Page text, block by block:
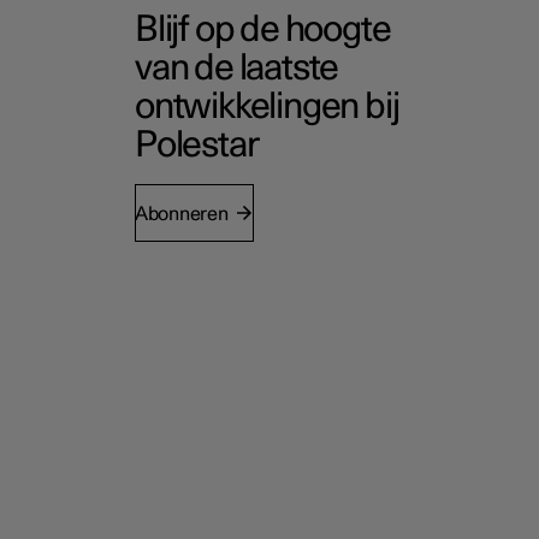
Blijf op de hoogte
van de laatste
ontwikkelingen bij
Polestar
Abonneren